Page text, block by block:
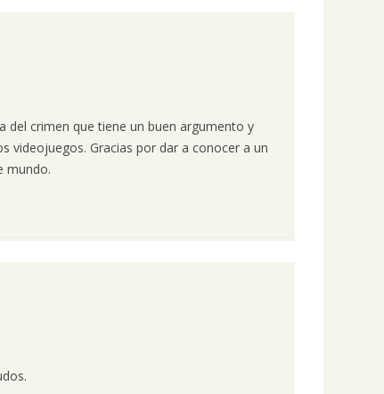
del crimen que tiene un buen argumento y
videojuegos. Gracias por dar a conocer a un
mundo.